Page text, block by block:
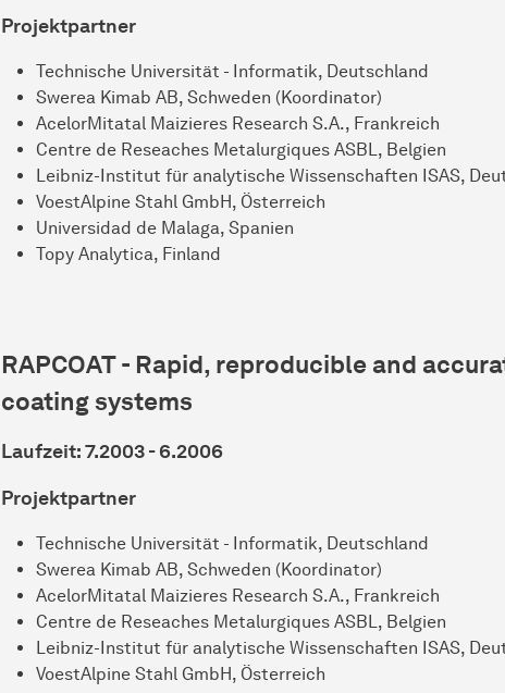
Projektpartner
Technische Universität - Informatik, Deutschland
Swerea Kimab AB, Schweden (Koordinator)
AcelorMitatal Maizieres Research S.A., Frankreich
Centre de Reseaches Metalurgiques ASBL, Belgien
Leibniz-Institut für analytische Wissenschaften ISAS,
VoestAlpine Stahl GmbH, Österreich
Universidad de Malaga, Spanien
Topy Analytica, Finland
RAPCOAT - Rapid, reproducible and
coating systems
Laufzeit: 7.2003 - 6.2006
Projektpartner
Technische Universität - Informatik, Deutschland
Swerea Kimab AB, Schweden (Koordinator)
AcelorMitatal Maizieres Research S.A., Frankreich
Centre de Reseaches Metalurgiques ASBL, Belgien
Leibniz-Institut für analytische Wissenschaften ISAS,
VoestAlpine Stahl GmbH, Österreich